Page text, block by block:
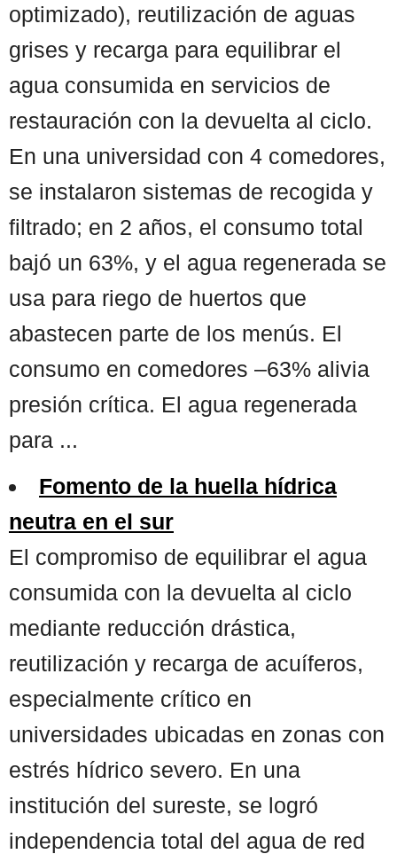
optimizado), reutilización de aguas
grises y recarga para equilibrar el
agua consumida en servicios de
restauración con la devuelta al ciclo.
En una universidad con 4 comedores,
se instalaron sistemas de recogida y
filtrado; en 2 años, el consumo total
bajó un 63%, y el agua regenerada se
usa para riego de huertos que
abastecen parte de los menús. El
consumo en comedores –63% alivia
presión crítica. El agua regenerada
para ...
Fomento de la huella hídrica
neutra en el sur
El compromiso de equilibrar el agua
consumida con la devuelta al ciclo
mediante reducción drástica,
reutilización y recarga de acuíferos,
especialmente crítico en
universidades ubicadas en zonas con
estrés hídrico severo. En una
institución del sureste, se logró
independencia total del agua de red